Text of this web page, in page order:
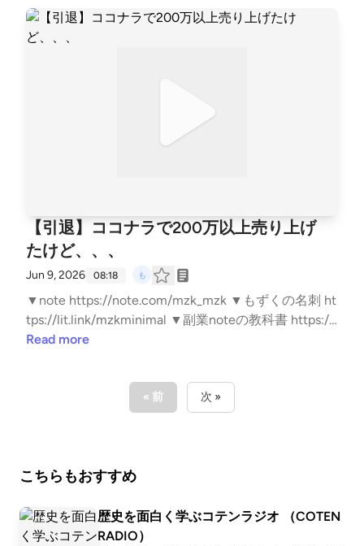
com/mzk_mzk ▼もずくの名刺 https://lit.link/mzkmin
imal
【引退】ココナラで200万以上売り上げ
たけど、、、
Jun 9, 2026 08:18
▼note https://note.com/mzk_mzk ▼もずくの名刺 ht
tps://lit.link/mzkminimal ▼副業noteの教科書 https://
amzn.to/4nTPKYh ▼ FIREの結論 https://amzn.to/4kyj
介 https://note.com/mzk_mzk/n/n8d383c0e9a98 ▼
ココナラはこちら https://coconala.com/users/34151
63 #FIRE #無職 #フリーランス #Kindle #note
Read more
« 前 次 »
こちらもおすすめ
歴史を面白く学ぶコテンラジオ （COTEN
RADIO）